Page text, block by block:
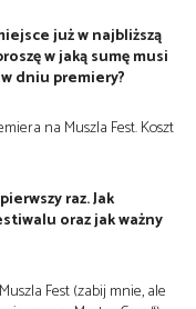
już w najbliższą
w jaką sumę musi
dniu premiery?
na Muszla Fest. Koszt
raz. Jak
oraz jak ważny
Fest (zabij mnie, ale